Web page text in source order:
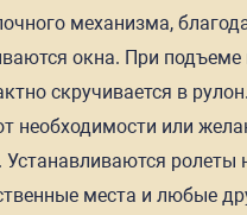
механизма,
окна. При подъеме
скручивается в
необходимости или
Устанавливаются ролеты
места и любые